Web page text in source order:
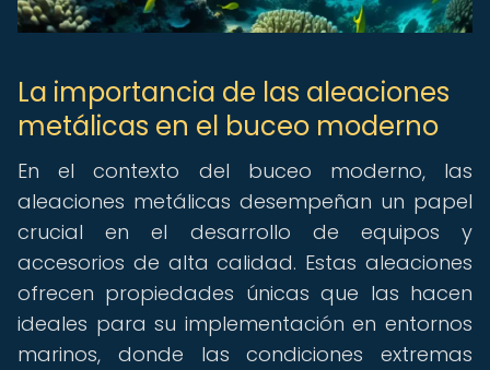
La importancia de las aleaciones
metálicas en el buceo moderno
En el contexto del buceo moderno, las
aleaciones metálicas desempeñan un papel
crucial en el desarrollo de equipos y
accesorios de alta calidad. Estas aleaciones
ofrecen propiedades únicas que las hacen
ideales para su implementación en entornos
marinos, donde las condiciones extremas